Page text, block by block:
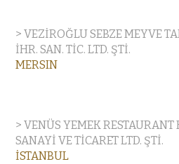
> VEZİROĞLU SEBZE MEYVE
İHR. SAN. TİC. LTD. ŞTİ.
MERSIN
> VENÜS YEMEK
SANAYİ VE TİCARET LTD. ŞTİ.
İSTANBUL